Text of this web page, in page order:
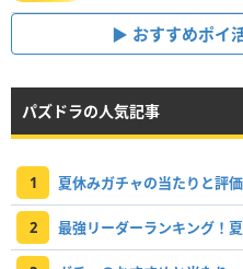
おすすめポイ
パズドラの人気記事
1 夏休みガチャの当たりと評
2 最強リーダーランキング！